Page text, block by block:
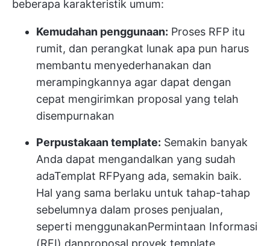
beberapa karakteristik umum:
Kemudahan penggunaan: Proses RFP itu
rumit, dan perangkat lunak apa pun harus
membantu menyederhanakan dan
merampingkannya agar dapat dengan
cepat mengirimkan proposal yang telah
disempurnakan
Perpustakaan template: Semakin banyak
Anda dapat mengandalkan yang sudah
adaTemplat RFPyang ada, semakin baik.
Hal yang sama berlaku untuk tahap-tahap
sebelumnya dalam proses penjualan,
seperti menggunakanPermintaan Informasi
(RFI) danproposal proyek template